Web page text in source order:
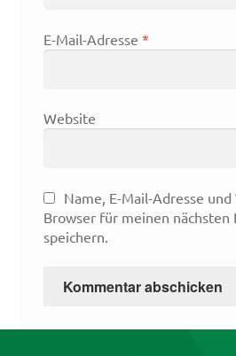
E-Mail-Adresse *
Website
Name, E-Mail-Adresse
Browser für meinen nächsten
speichern.